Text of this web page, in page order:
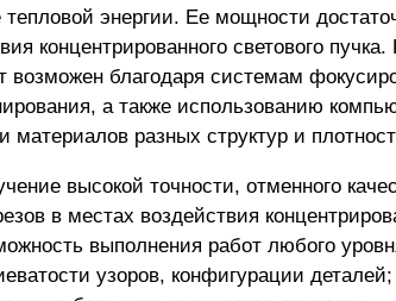
тепловой энергии. Ее мощности
концентрированного светового
возможен благодаря системам
а также использованию
материалов разных структур и
высокой точности, отменного
в местах воздействия
выполнения работ любого
узоров, конфигурации деталей;